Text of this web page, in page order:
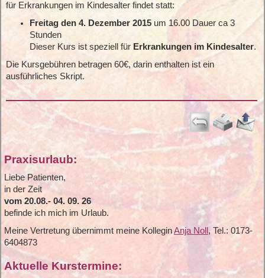
für Erkrankungen im Kindesalter findet statt:
Freitag den 4. Dezember 2015 um 16.00 Dauer ca 3
Stunden
Dieser Kurs ist speziell für Erkrankungen im Kindesalter.
Die Kursgebühren betragen 60€, darin enthalten ist ein
ausführliches Skript.
Praxisurlaub:
Liebe Patienten,
in der Zeit
vom 20.08.- 04. 09. 26
befinde ich mich im Urlaub.
Meine Vertretung übernimmt meine KolleginAnja Noll , Tel.: 0173-
6404873
Aktuelle Kurstermine: